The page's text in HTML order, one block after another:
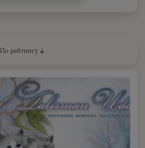
По рейтингу